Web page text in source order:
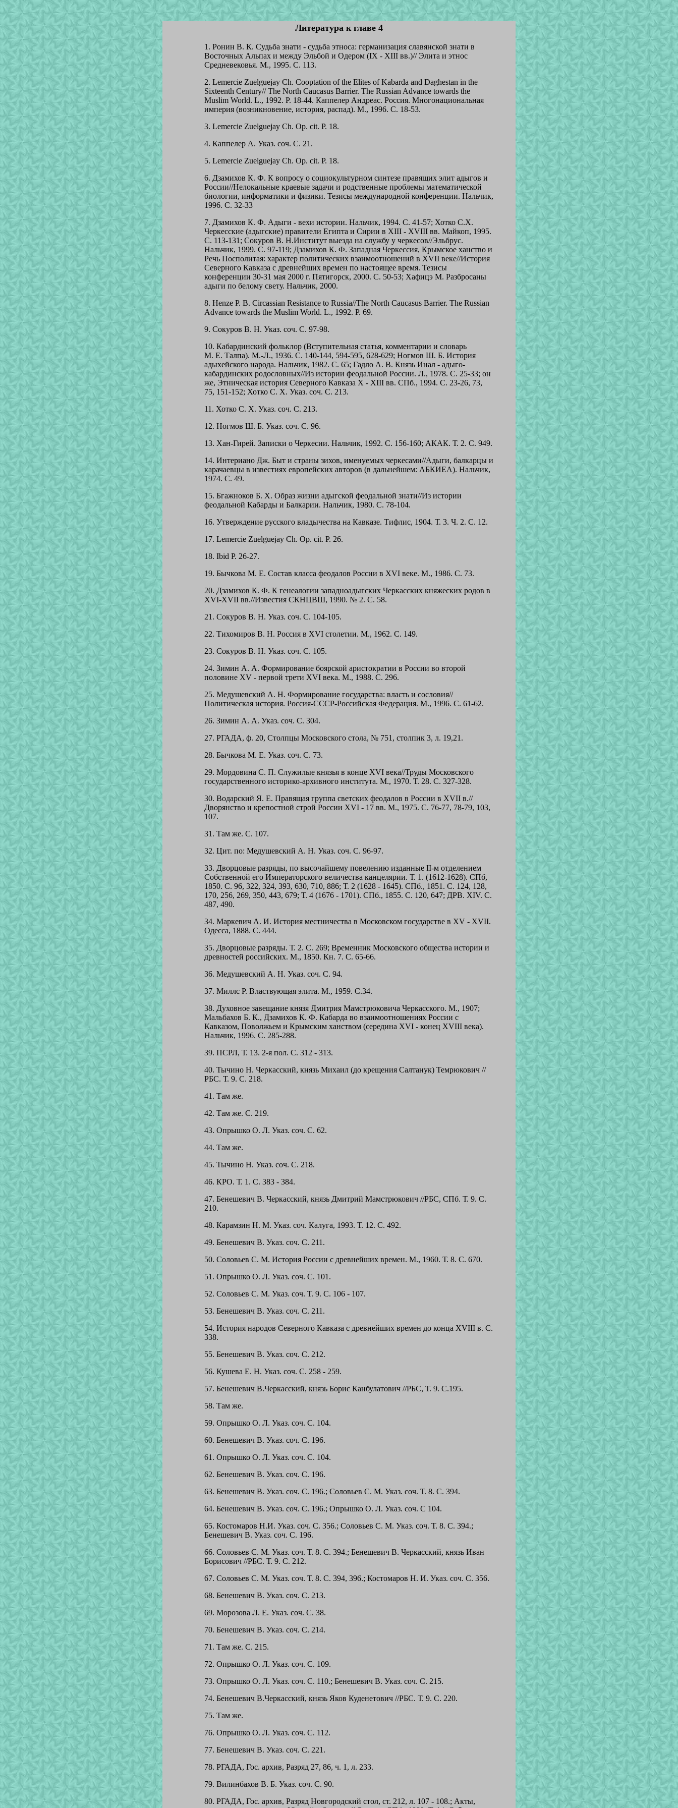
Литература к главе 4
1. Ронин В. К. Судьба знати - судьба этноса: германизация славянской знати в
Восточных Альпах и между Эльбой и Одером (IX - XIII вв.)// Элита и этнос
Средневековья. М., 1995. С. 113.
2. Lemercie Zuelguejay Ch. Cooptation of the Elites of Kabarda and Daghestan in the
Sixteenth Century// The North Caucasus Barrier. The Russian Advance towards the
Muslim World. L., 1992. P. 18-44. Каппелер Андреас. Россия. Многонациональная
империя (возникновение, история, распад). М., 1996. С. 18-53.
3. Lemercie Zuelguejay Ch. Ор. cit. Р. 18.
4. Каппелер А. Указ. соч. С. 21.
5. Lemercie Zuelguejay Ch. Ор. cit. Р. 18.
6. Дзамихов К. Ф. К вопросу о социокультурном синтезе правящих элит адыгов и
России//Нелокальные краевые задачи и родственные проблемы математической
биологии, информатики и физики. Тезисы международной конференции. Нальчик,
1996. С. 32-33
7. Дзамихов К. Ф. Адыги - вехи истории. Нальчик, 1994. С. 41-57; Хотко С.Х.
Черкесские (адыгские) правители Египта и Сирии в XIII - XVIII вв. Майкоп, 1995.
С. 113-131; Сокуров В. Н.Институт выезда на службу у черкесов//Эльбрус.
Нальчик, 1999. С. 97-119; Дзамихов К. Ф. Западная Черкессия, Крымское ханство и
Речь Посполитая: характер политических взаимоотношений в XVII веке//История
Северного Кавказа с древнейших времен по настоящее время. Тезисы
конференции 30-31 мая 2000 г. Пятигорск, 2000. С. 50-53; Хафицэ М. Разбросаны
адыги по белому свету. Нальчик, 2000.
8. Henze P. B. Circassian Resistance to Russia//The North Caucasus Barrier. The Russian
Advance towards the Muslim World. L., 1992. P. 69.
9. Сокуров В. Н. Указ. соч. С. 97-98.
10. Кабардинский фольклор (Вступительная статья, комментарии и словарь
М. Е. Талпа). М.-Л., 1936. С. 140-144, 594-595, 628-629; Ногмов Ш. Б. История
адыхейского народа. Нальчик, 1982. С. 65; Гадло А. В. Князь Инал - адыго-
кабардинских родословных//Из истории феодальной России. Л., 1978. С. 25-33; он
же, Этническая история Северного Кавказа X - XIII вв. СПб., 1994. С. 23-26, 73,
75, 151-152; Хотко С. Х. Указ. соч. С. 213.
11. Хотко С. Х. Указ. соч. С. 213.
12. Ногмов Ш. Б. Указ. соч. С. 96.
13. Хан-Гирей. Записки о Черкесии. Нальчик, 1992. С. 156-160; АКАК. Т. 2. С. 949.
14. Интериано Дж. Быт и страны зихов, именуемых черкесами//Адыги, балкарцы и
карачаевцы в известиях европейских авторов (в дальнейшем: АБКИЕА). Нальчик,
1974. С. 49.
15. Бгажноков Б. Х. Образ жизни адыгской феодальной знати//Из истории
феодальной Кабарды и Балкарии. Нальчик, 1980. С. 78-104.
16. Утверждение русского владычества на Кавказе. Тифлис, 1904. Т. 3. Ч. 2. С. 12.
17. Lemercie Zuelguejay Ch. Ор. cit. Р. 26.
18. Ibid P. 26-27.
19. Бычкова М. Е. Состав класса феодалов России в XVI веке. М., 1986. С. 73.
20. Дзамихов К. Ф. К генеалогии западноадыгских Черкасских княжеских родов в
XVI-XVII вв.//Известия СКНЦВШ, 1990. № 2. С. 58.
21. Сокуров В. Н. Указ. соч. С. 104-105.
22. Тихомиров В. Н. Россия в XVI столетии. М., 1962. С. 149.
23. Сокуров В. Н. Указ. соч. С. 105.
24. Зимин А. А. Формирование боярской аристократии в России во второй
половине XV - первой трети XVI века. М., 1988. С. 296.
25. Медушевский А. Н. Формирование государства: власть и сословия//
Политическая история. Россия-СССР-Российская Федерация. М., 1996. С. 61-62.
26. Зимин А. А. Указ. соч. С. 304.
27. РГАДА, ф. 20, Столпцы Московского стола, № 751, столпик 3, л. 19,21.
28. Бычкова М. Е. Указ. соч. С. 73.
29. Мордовина С. П. Служилые князья в конце XVI века//Труды Московского
государственного историко-архивного института. М., 1970. Т. 28. С. 327-328.
30. Водарский Я. Е. Правящая группа светских феодалов в России в XVII в.//
Дворянство и крепостной строй России XVI - 17 вв. М., 1975. С. 76-77, 78-79, 103,
107.
31. Там же. С. 107.
32. Цит. по: Медушевский А. Н. Указ. соч. С. 96-97.
33. Дворцовые разряды, по высочайшему повелению изданные II-м отделением
Собственной его Императорского величества канцелярии. Т. 1. (1612-1628). СПб,
1850. С. 96, 322, 324, 393, 630, 710, 886; Т. 2 (1628 - 1645). СПб., 1851. С. 124, 128,
170, 256, 269, 350, 443, 679; Т. 4 (1676 - 1701). СПб., 1855. С. 120, 647; ДРВ. XIV. С.
487, 490.
34. Маркевич А. И. История местничества в Московском государстве в XV - XVII.
Одесса, 1888. С. 444.
35. Дворцовые разряды. Т. 2. С. 269; Временник Московского общества истории и
древностей российских. М., 1850. Кн. 7. С. 65-66.
36. Медушевский А. Н. Указ. соч. С. 94.
37. Миллс Р. Властвующая элита. М., 1959. С.34.
38. Духовное завещание князя Дмитрия Мамстрюковича Черкасского. М., 1907;
Мальбахов Б. К., Дзамихов К. Ф. Кабарда во взаимоотношениях России с
Кавказом, Поволжьем и Крымским ханством (середина XVI - конец XVIII века).
Нальчик, 1996. С. 285-288.
39. ПСРЛ, Т. 13. 2-я пол. С. 312 - 313.
40. Тычино Н. Черкасский, князь Михаил (до крещения Салтанук) Темрюкович //
РБС. Т. 9. С. 218.
41. Там же.
42. Там же. С. 219.
43. Опрышко О. Л. Указ. соч. С. 62.
44. Там же.
45. Тычино Н. Указ. соч. С. 218.
46. КРО. Т. 1. С. 383 - 384.
47. Бенешевич В. Черкасский, князь Дмитрий Мамстрюкович //РБС, СПб. Т. 9. С.
210.
48. Карамзин Н. М. Указ. соч. Калуга, 1993. Т. 12. С. 492.
49. Бенешевич В. Указ. соч. С. 211.
50. Соловьев С. М. История России с древнейших времен. М., 1960. Т. 8. С. 670.
51. Опрышко О. Л. Указ. соч. С. 101.
52. Соловьев С. М. Указ. соч. Т. 9. С. 106 - 107.
53. Бенешевич В. Указ. соч. С. 211.
54. История народов Северного Кавказа с древнейших времен до конца XVIII в. С.
338.
55. Бенешевич В. Указ. соч. С. 212.
56. Кушева Е. Н. Указ. соч. С. 258 - 259.
57. Бенешевич В.Черкасский, князь Борис Канбулатович //РБС, Т. 9. С.195.
58. Там же.
59. Опрышко О. Л. Указ. соч. С. 104.
60. Бенешевич В. Указ. соч. С. 196.
61. Опрышко О. Л. Указ. соч. С. 104.
62. Бенешевич В. Указ. соч. С. 196.
63. Бенешевич В. Указ. соч. С. 196.; Соловьев С. М. Указ. соч. Т. 8. С. 394.
64. Бенешевич В. Указ. соч. С. 196.; Опрышко О. Л. Указ. соч. С 104.
65. Костомаров Н.И. Указ. соч. С. 356.; Соловьев С. М. Указ. соч. Т. 8. С. 394.;
Бенешевич В. Указ. соч. С. 196.
66. Соловьев С. М. Указ. соч. Т. 8. С. 394.; Бенешевич В. Черкасский, князь Иван
Борисович //РБС. Т. 9. С. 212.
67. Соловьев С. М. Указ. соч. Т. 8. С. 394, 396.; Костомаров Н. И. Указ. соч. С. 356.
68. Бенешевич В. Указ. соч. С. 213.
69. Морозова Л. Е. Указ. соч. С. 38.
70. Бенешевич В. Указ. соч. С. 214.
71. Там же. С. 215.
72. Опрышко О. Л. Указ. соч. С. 109.
73. Опрышко О. Л. Указ. соч. С. 110.; Бенешевич В. Указ. соч. С. 215.
74. Бенешевич В.Черкасский, князь Яков Куденетович //РБС. Т. 9. С. 220.
75. Там же.
76. Опрышко О. Л. Указ. соч. С. 112.
77. Бенешевич В. Указ. соч. С. 221.
78. РГАДА, Гос. архив, Разряд 27, 86, ч. 1, л. 233.
79. Вилинбахов В. Б. Указ. соч. С. 90.
80. РГАДА, Гос. архив, Разряд Новгородский стол, ст. 212, л. 107 - 108.; Акты,